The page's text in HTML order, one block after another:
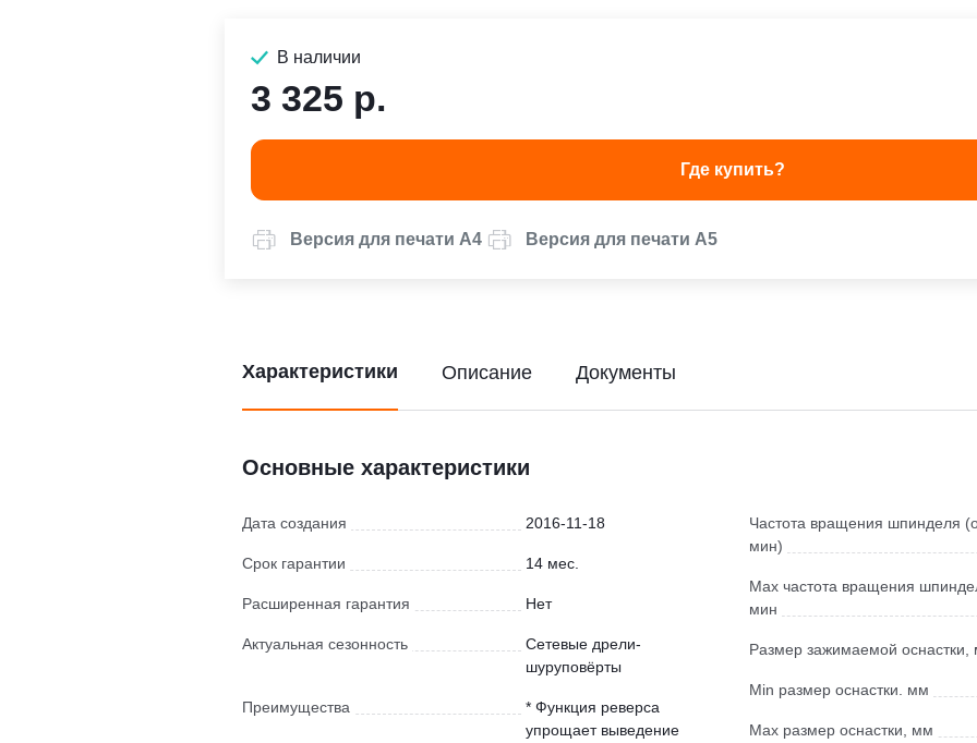
В наличии
3 325 р.
Где купить?
Версия для печати А4 Версия для печати А5
Характеристики
Основные характеристики
Дата создания 2016-11-18
Срок гарантии 14 мес.
Расширенная гарантия Нет
Актуальная сезонность
Сетевые дрели-
шуруповёрты
Преимущества
* Функция реверса
упрощает выведение
Частота вращения шпинделя
мин)
Мах частота вращения
мин
Размер зажимаемой оснастки,
Min размер оснастки. мм
Мах размер оснастки, мм
Описание Документы